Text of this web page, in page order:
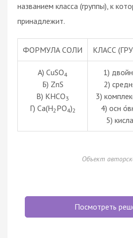
названием класса (группы), к
принадлежит.
ФОРМУЛА СОЛИ КЛАСС
А) CuSO4
Б) ZnS
В) KHCO3
Г) Ca(H2 PO4)2
1)
2)
3)
4) осн
5)
Объект
Посмотреть